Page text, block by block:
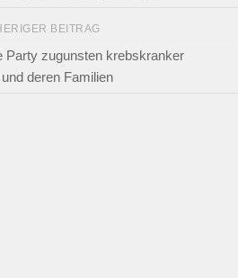
BEITRAG
Party zugunsten krebskranker
deren Familien